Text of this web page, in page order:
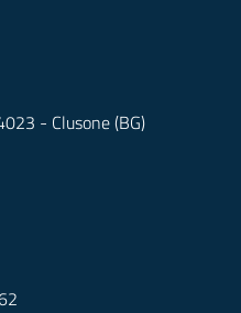
- Clusone (BG)